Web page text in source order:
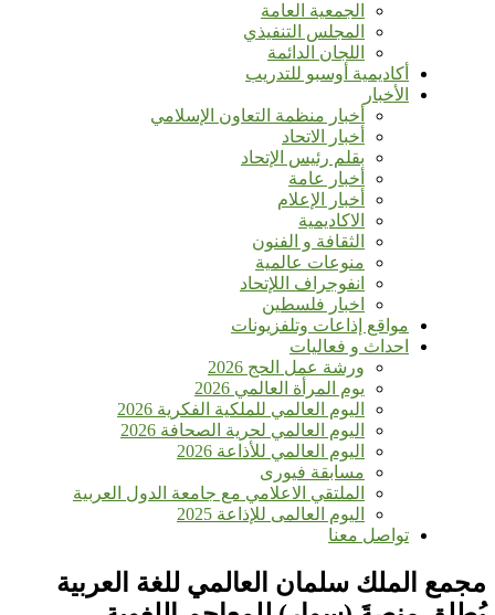
الجمعية العامة
المجلس التنفيذي
اللجان الدائمة
أكاديمية أوسبو للتدريب
الأخبار
أخبار منظمة التعاون الإسلامي
أخبار الاتحاد
بقلم رئيس الإتحاد
أخبار عامة
أخبار الإعلام
الاكاديمية
الثقافة و الفنون
منوعات عالمية
انفوجراف اللإتحاد
اخبار فلسطين
مواقع إذاعات وتلفزيونات
احداث و فعاليات
ورشة عمل الحج 2026
يوم المرأة العالمي 2026
اليوم العالمي للملكية الفكرية 2026
اليوم العالمي لحرية الصحافة 2026
اليوم العالمي للأذاعة 2026
مسابقة فيورى
الملتقي الاعلامي مع جامعة الدول العربية
اليوم العالمى للإذاعة 2025
تواصل معنا
مجمع الملك سلمان العالمي للغة العربية